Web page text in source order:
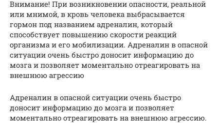
Внимание! При возникновении опасности, реальной
или мнимой, в кровь человека выбрасывается
гормон под названием адреналин, который
способствует повышению скорости реакций
организма и его мобилизации. Адреналин в опасной
ситуации очень быстро доносит информацию до
мозга и позволяет моментально отреагировать на
внешнюю агрессию
Адреналин в опасной ситуации очень быстро
доносит информацию до мозга и позволяет
моментально отреагировать на внешнюю агрессию.